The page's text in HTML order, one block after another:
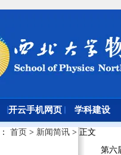
第六
： 首页 > 新闻简讯 > 正文
开云手机网页
版登录入口
学科建设